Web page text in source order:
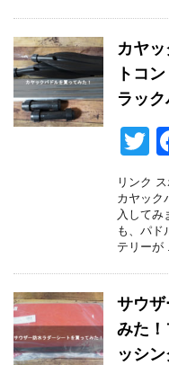
カヤ
トコ
ラッ
T
tt
リンク
カヤック
入してみ
も、パド
テリーが
サウ
みた！
ッシ